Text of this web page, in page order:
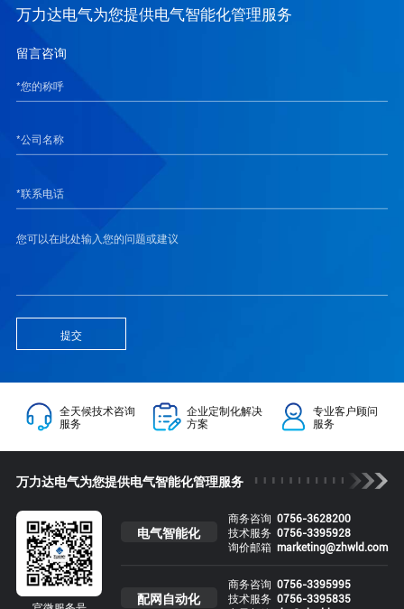
万力达电气为您提供电气智能化管理服务
留言咨询
提交
全天候技术咨询
服务
企业定制化解决
方案
专业客户顾问
服务
万力达电气为您提供电气智能化管理服务
电气智能化
商务咨询 0756-3628200
技术服务 0756-3395928
询价邮箱 marketing@zhwld.com
配网自动化
商务咨询 0756-3395995
技术服务 0756-3395835